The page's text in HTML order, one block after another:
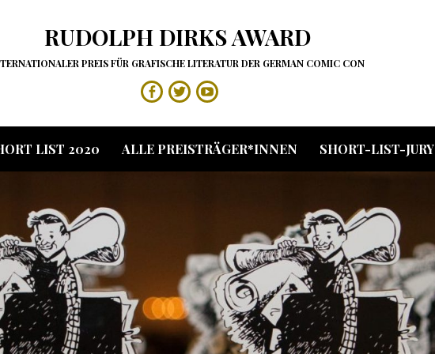
RUDOLPH DIRKS AWARD
PREIS FÜR GRAFISCHE LITERATUR DER GERMAN COMIC CON
Facebook
TwitterYouTube
LIST 2020 ALLE PREISTRÄGER*INNEN SHORT-LIST-JURY